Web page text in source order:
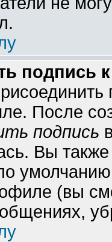
подпись
После
подпись
Вы
(вы